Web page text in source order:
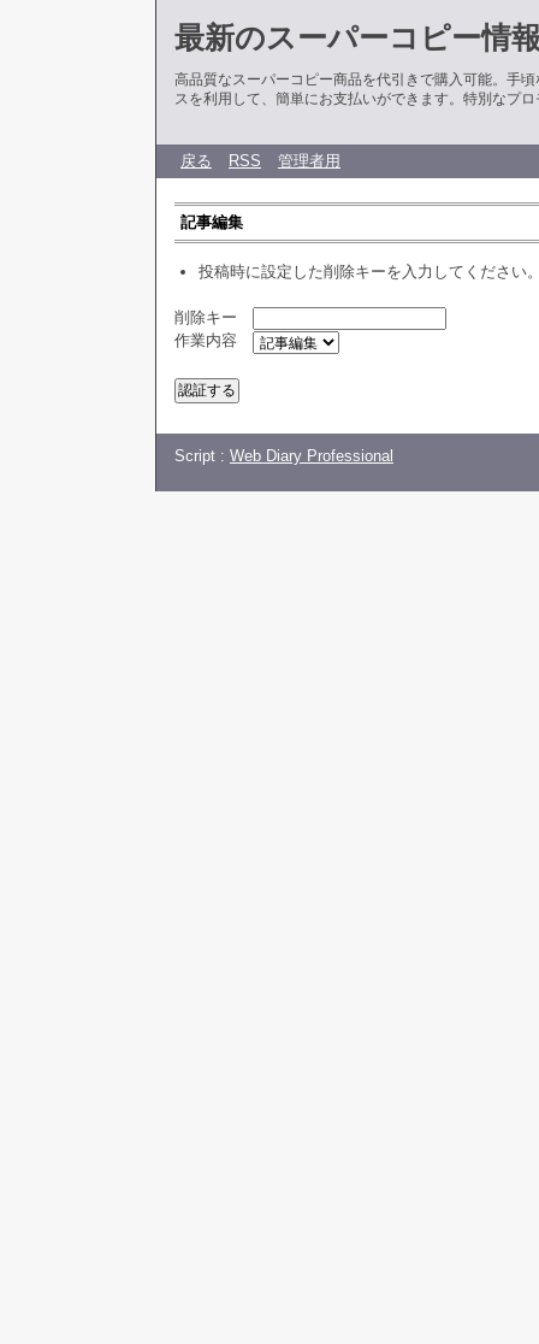
最新のスーパーコピー情
高品質なスーパーコピー商品を代引きで購入可能。手
スを利用して、簡単にお支払いができます。特別なプ
戻る RSS 管理者用
記事編集
投稿時に設定した削除キーを入力してください
削除キー
作業内容
Script : Web Diary Professional